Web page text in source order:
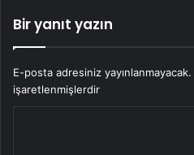
Bir yanıt yazın
E-posta adresiniz yayınlanmayacak.
işaretlenmişlerdir